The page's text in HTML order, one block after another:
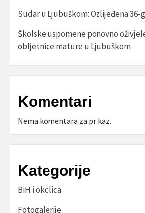
Sudar u Ljubuškom: Ozlijeđena 36-
Školske uspomene ponovno
obljetnice mature u Ljubuškom
Komentari
Nema komentara za prikaz.
Kategorije
BiH i okolica
Fotogalerije